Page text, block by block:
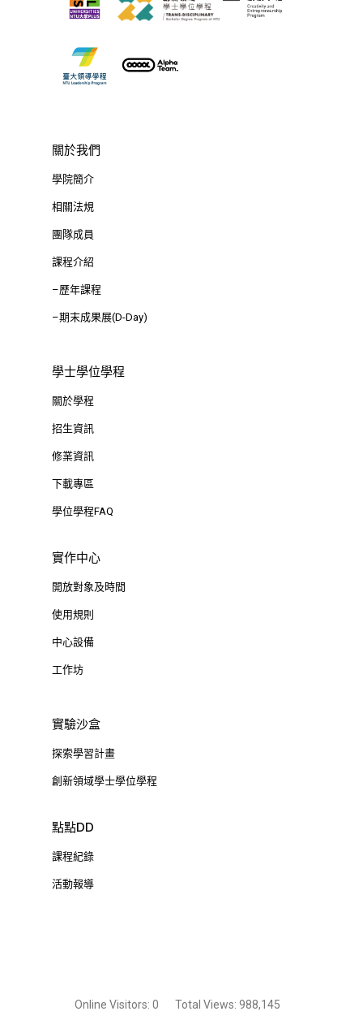
關於我們
學院簡介
相關法規
團隊成員
課程介紹
–歷年課程
–期末成果展(D-Day)
學士學位學程
關於學程
招生資訊
修業資訊
下載專區
學位學程FAQ
實作中心
開放對象及時間
使用規則
中心設備
工作坊
實驗沙盒
探索學習計畫
創新領域學士學位學程
點點DD
課程紀錄
活動報導
Online Visitors: 0 Total Views: 988,145